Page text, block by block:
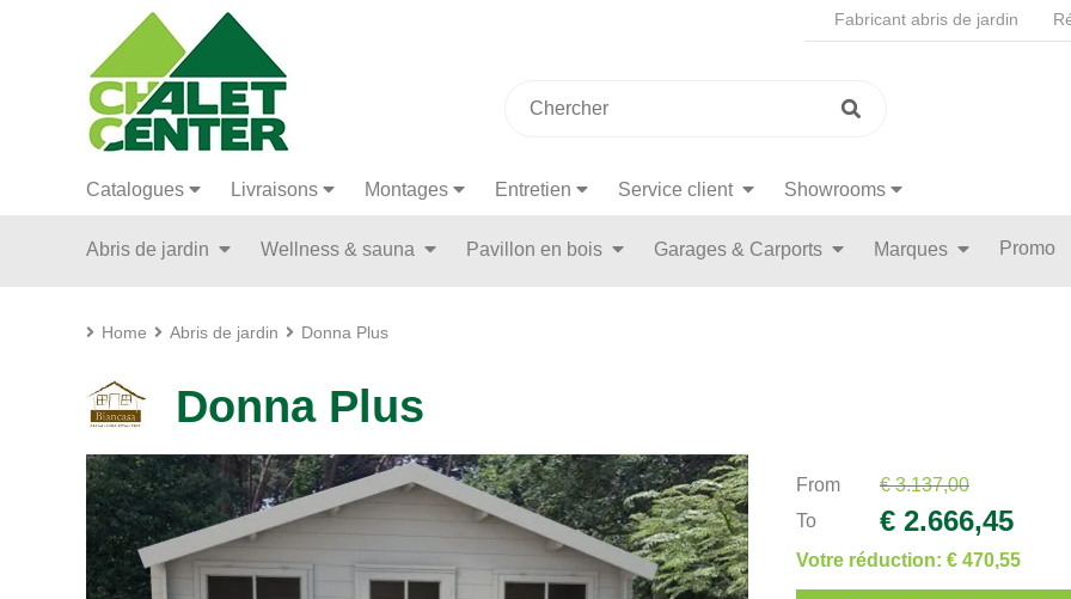
Fabricant abris de jardin
Catalogues Livraisons Montages Entretien Service client Showrooms
Abris de jardin Wellness & sauna Pavillon en bois Garages & Carports Marques Promo
Home Abris de jardin Donna Plus
Donna Plus
From
€ 3.137,00
To
€ 2.666,45
Votre réduction: € 470,55